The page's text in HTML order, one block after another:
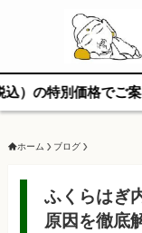
ホーム ブログ
ふくらはぎ
原因を徹底